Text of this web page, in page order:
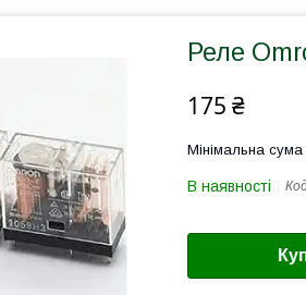
Реле
175 ₴
Мінімальна
В наявності